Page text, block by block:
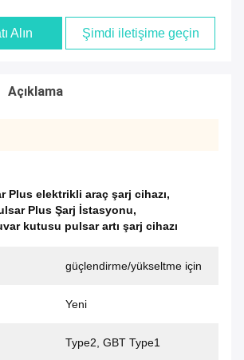
Alın Şimdi iletişime geçin
Açıklama
Plus elektrikli araç şarj cihazı,
Plus Şarj İstasyonu,
kutusu pulsar artı şarj cihazı
güçlendirme/yükseltme için
Yeni
Type2, GBT Type1